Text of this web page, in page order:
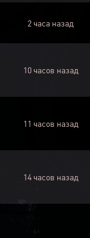
2 часа назад
10 часов назад
11 часов назад
14 часов назад